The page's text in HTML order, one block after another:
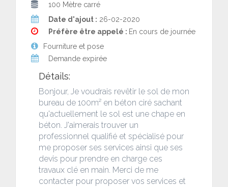
100 Mètre carré
Date d'ajout : 26-02-2020
Préfère être appelé : En cours de journée
Fourniture et pose
Demande expirée
Détails:
Bonjour, Je voudrais revêtir le sol de mon
bureau de 100m² en béton ciré sachant
qu'actuellement le sol est une chape en
béton. J'aimerais trouver un
professionnel qualifié et spécialisé pour
me proposer ses services ainsi que ses
devis pour prendre en charge ces
travaux clé en main. Merci de me
contacter pour proposer vos services et